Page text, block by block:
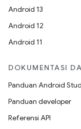
Android 13
Android 12
Android 11
DOKUMENTASI
Panduan Android
Panduan developer
Referensi API